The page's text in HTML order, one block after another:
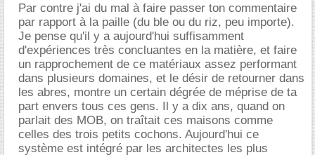
Par contre j'ai du mal à faire passer ton commentaire
par rapport à la paille (du ble ou du riz, peu importe).
Je pense qu'il y a aujourd'hui suffisamment
d'expériences très concluantes en la matière, et faire
un rapprochement de ce matériaux assez performant
dans plusieurs domaines, et le désir de retourner dans
les abres, montre un certain dégrée de méprise de ta
part envers tous ces gens. Il y a dix ans, quand on
parlait des MOB, on traîtait ces maisons comme
celles des trois petits cochons. Aujourd'hui ce
système est intégré par les architectes les plus